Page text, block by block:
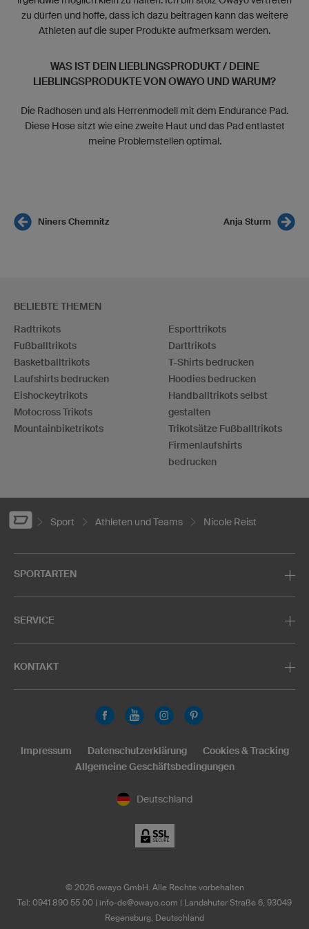
zu dürfen und hoffe, dass ich dazu beitragen kann das weitere
Athleten auf die super Produkte aufmerksam werden.
WAS IST DEIN LIEBLINGSPRODUKT / DEINE
LIEBLINGSPRODUKTE VON OWAYO UND WARUM?
Die Radhosen und als Herrenmodell mit dem Endurance Pad.
Diese Hose sitzt wie eine zweite Haut und das Pad entlastet
meine Problemstellen optimal.
Niners Chemnitz Anja Sturm
BELIEBTE THEMEN
Radtrikots
Fußballtrikots
Basketballtrikots
Laufshirts bedrucken
Eishockeytrikots
Motocross Trikots
Mountainbiketrikots
Esporttrikots
Darttrikots
T-Shirts bedrucken
Hoodies bedrucken
Handballtrikots selbst
gestalten
Trikotsätze Fußballtrikots
Firmenlaufshirts
bedrucken
Sport Athleten und Teams Nicole Reist
SPORTARTEN
SERVICE
KONTAKT
Deutschland
Impressum Datenschutzerklärung
Cookies & Tracking
Allgemeine Geschäftsbedingungen
© 2026owayo GmbH. Alle Rechte vorbehalten
Tel: 0941 890 55 00 | info-de@owayo.com | Landshuter Straße 6, 93049
Regensburg, Deutschland